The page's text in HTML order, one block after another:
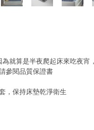
就算是半夜爬起床來吃夜宵
參閱品質保證書
，保持床墊乾淨衛生